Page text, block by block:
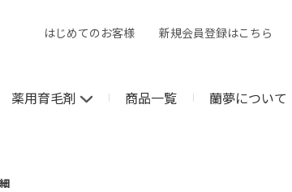
はじめてのお客様 新規会員登録はこちら
薬用育毛剤 商品一覧 蘭夢について